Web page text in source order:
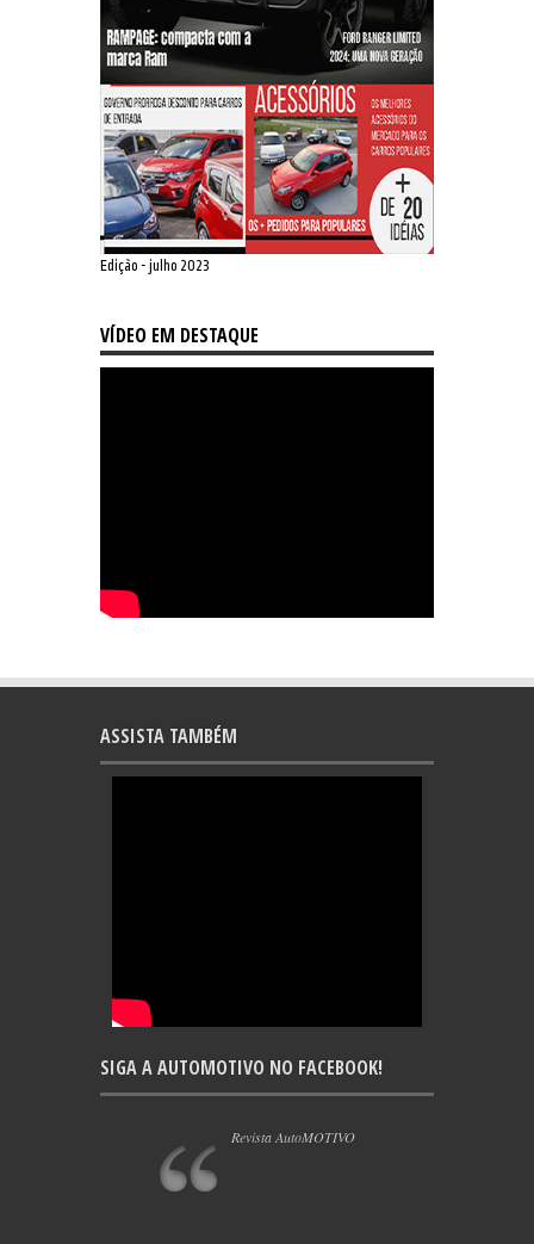
Edição - julho 2023
VÍDEO EM DESTAQUE
ASSISTA TAMBÉM
SIGA A AUTOMOTIVO NO FACEBOOK!
Revista AutoMOTIVO